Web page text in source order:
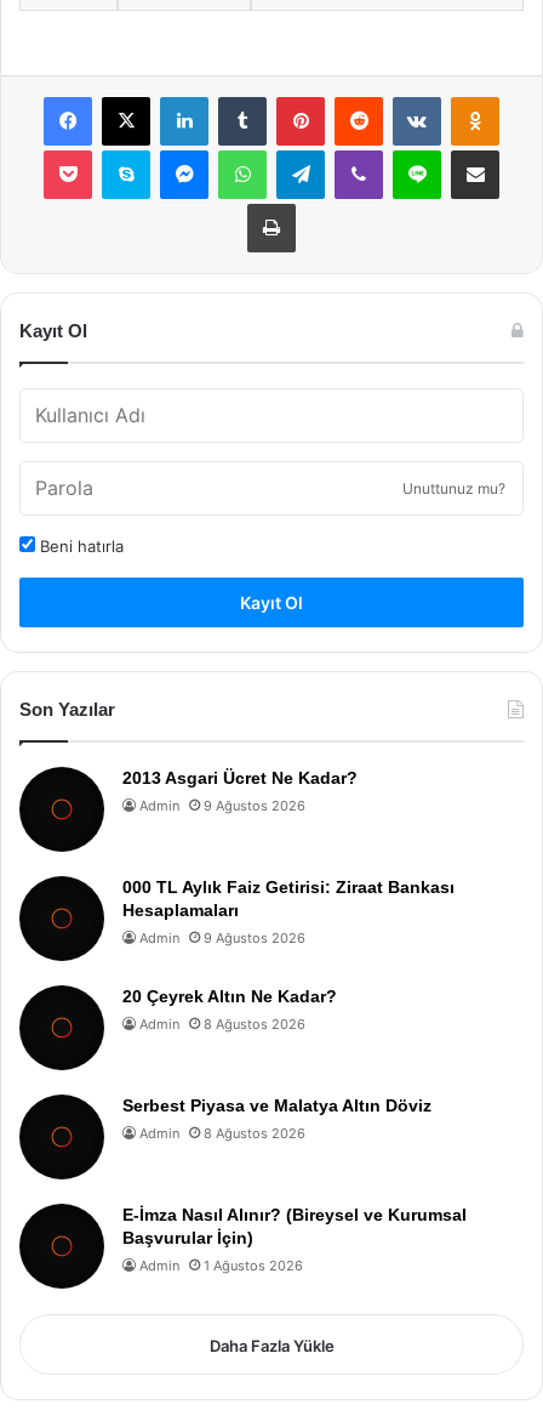
Facebook
X LinkedInTumblr PinterestReddit VKontakte
Pocket Skype MessengerWhatsAppTelegramViber Line E-Posta ile
Yazdır
Kayıt Ol
Unuttunuz mu?
Beni hatırla
Kayıt Ol
Son Yazılar
2013 Asgari Ücret Ne Kadar?
Admin 9 Ağustos 2026
000 TL Aylık Faiz Getirisi: Ziraat Bankası
Hesaplamaları
Admin 9 Ağustos 2026
20 Çeyrek Altın Ne Kadar?
Admin 8 Ağustos 2026
Serbest Piyasa ve Malatya Altın Döviz
Admin 8 Ağustos 2026
E-İmza Nasıl Alınır? (Bireysel ve Kurumsal
Başvurular İçin)
Admin 1 Ağustos 2026
Daha Fazla Yükle